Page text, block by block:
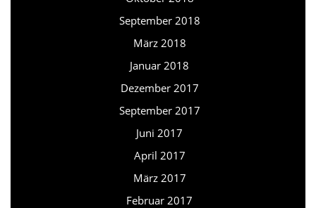
September 2018
März 2018
Januar 2018
Dezember 2017
September 2017
Juni 2017
April 2017
März 2017
Februar 2017